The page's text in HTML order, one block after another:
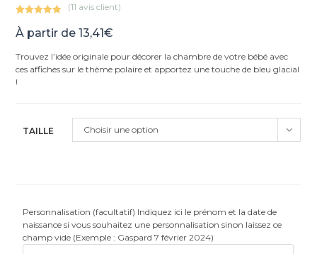
sur 5
notations
(11 avis client)
À partir de13,41€
Trouvez l’idée originale pour décorer la chambre de votre bébé avec
ces affiches sur le thème polaire et apportez une touche de bleu glacial
!
TAILLE Choisir une option
Personnalisation (facultatif) Indiquez ici le prénom et la date de
naissance si vous souhaitez une personnalisation sinon laissez ce
champ vide (Exemple : Gaspard 7 février 2024)